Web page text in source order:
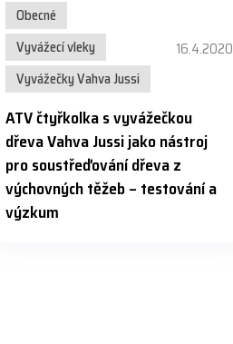
Obecné
Vyvážecí vleky
Vyvážečky Vahva Jussi
16.4.2020
ATV čtyřkolka s vyvážečkou
dřeva Vahva Jussi jako nástroj
pro soustřeďování dřeva z
výchovných těžeb – testování a
výzkum